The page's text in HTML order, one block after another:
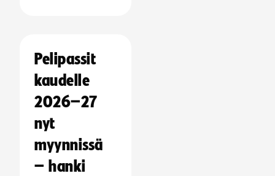
Pelipassit
kaudelle
2026–27
nyt
myynnissä
– hanki